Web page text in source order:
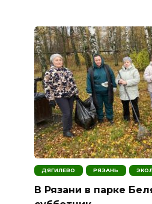
ДЯГИЛЕВО РЯЗАНЬ
В Рязани в парке